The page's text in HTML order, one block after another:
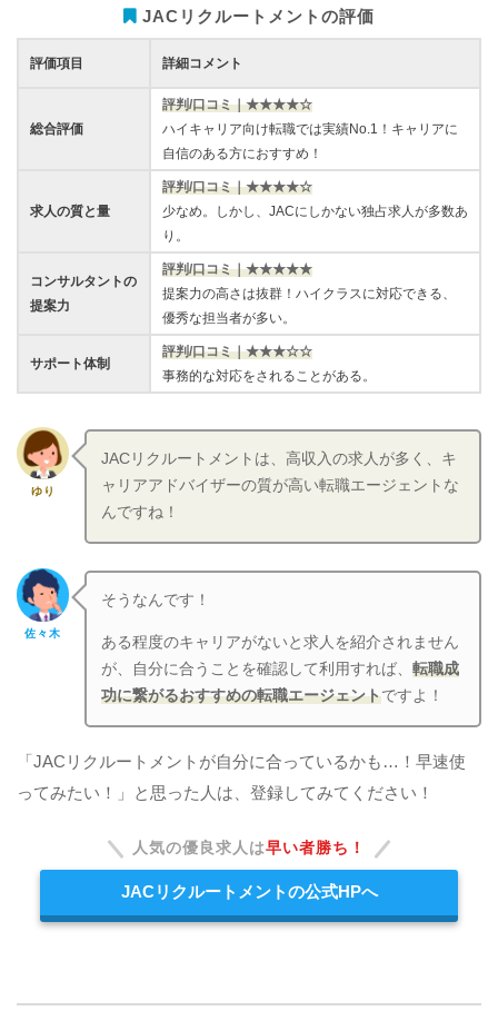
JACリクルートメントの評価
評価項目 詳細コメント
総合評価
評判/口コミ｜★★★★☆
ハイキャリア向け転職では実績No.1！キャリアに
自信のある方におすすめ！
求人の質と量
評判/口コミ｜★★★★☆
少なめ。しかし、JACにしかない独占求人が多数あ
り。
コンサルタントの
提案力
評判/口コミ｜★★★★★
提案力の高さは抜群！ハイクラスに対応できる、
優秀な担当者が多い。
サポート体制
評判/口コミ｜★★★☆☆
事務的な対応をされることがある。
ゆり
JACリクルートメントは、高収入の求人が多く、キ
ャリアアドバイザーの質が高い転職エージェントな
んですね！
佐々木
そうなんです！
ある程度のキャリアがないと求人を紹介されません
が、自分に合うことを確認して利用すれば、転職成
功に繋がるおすすめの転職エージェントですよ！
「JACリクルートメントが自分に合っているかも…！早速使
ってみたい！」と思った人は、登録してみてください！
人気の優良求人は早い者勝ち！
JACリクルートメントの公式HPへ